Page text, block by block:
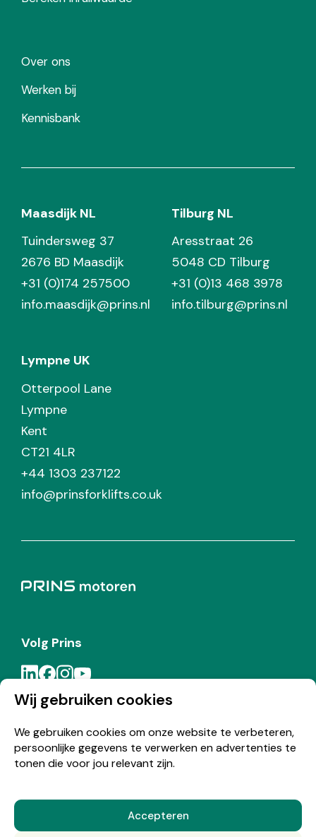
Wij gebruiken cookies
We gebruiken cookies om onze website te verbeteren,
persoonlijke gegevens te verwerken en advertenties te
tonen die voor jou relevant zijn.
Accepteren
Over ons
Werken bij
Kennisbank
Maasdijk NL
Tuindersweg 37
2676 BD Maasdijk
+31 (0)174 257500
info.maasdijk@prins.nl
Tilburg NL
Aresstraat 26
5048 CD Tilburg
+31 (0)13 468 3978
info.tilburg@prins.nl
Lympne UK
Otterpool Lane
Lympne
Kent
CT21 4LR
+44 1303 237122
info@prinsforklifts.co.uk
Volg Prins
Meld je aan voor de Prins nieuwsbrief
© Copyright 2026 Prins